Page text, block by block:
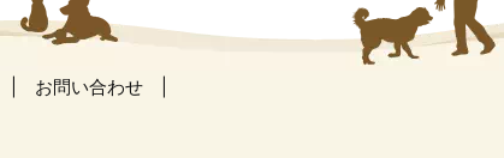
お問い合わせ